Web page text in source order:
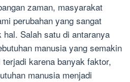
zaman, masyarakat
perubahan yang sangat
Salah satu di antaranya
manusia yang semakin
karena banyak faktor,
manusia menjadi